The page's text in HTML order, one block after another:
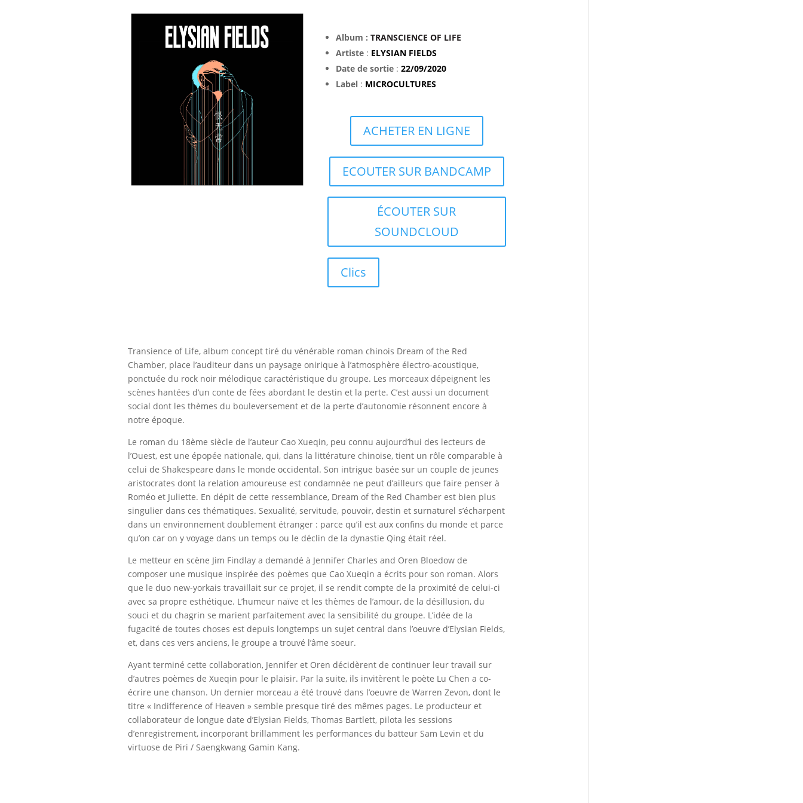
Album : TRANSCIENCE OF LIFE
Artiste: ELYSIAN FIELDS
Date de sortie: 22/09/2020
Label: MICROCULTURES
ACHETER EN LIGNE
ECOUTER SUR BANDCAMP
ÉCOUTER SUR
SOUNDCLOUD
Clics
Transience of Life, album concept tiré du vénérable roman chinois Dream of the Red
Chamber, place l’auditeur dans un paysage onirique à l’atmosphère électro-acoustique,
ponctuée du rock noir mélodique caractéristique du groupe. Les morceaux dépeignent les
scènes hantées d’un conte de fées abordant le destin et la perte. C’est aussi un document
social dont les thèmes du bouleversement et de la perte d’autonomie résonnent encore à
notre époque.
Le roman du 18ème siècle de l’auteur Cao Xueqin, peu connu aujourd’hui des lecteurs de
l’Ouest, est une épopée nationale, qui, dans la littérature chinoise, tient un rôle comparable à
celui de Shakespeare dans le monde occidental. Son intrigue basée sur un couple de jeunes
aristocrates dont la relation amoureuse est condamnée ne peut d’ailleurs que faire penser à
Roméo et Juliette. En dépit de cette ressemblance, Dream of the Red Chamber est bien plus
singulier dans ces thématiques. Sexualité, servitude, pouvoir, destin et surnaturel s’écharpent
dans un environnement doublement étranger : parce qu’il est aux confins du monde et parce
qu’on car on y voyage dans un temps ou le déclin de la dynastie Qing était réel.
Le metteur en scène Jim Findlay a demandé à Jennifer Charles and Oren Bloedow de
composer une musique inspirée des poèmes que Cao Xueqin a écrits pour son roman. Alors
que le duo new-yorkais travaillait sur ce projet, il se rendit compte de la proximité de celui-ci
avec sa propre esthétique. L’humeur naïve et les thèmes de l’amour, de la désillusion, du
souci et du chagrin se marient parfaitement avec la sensibilité du groupe. L’idée de la
fugacité de toutes choses est depuis longtemps un sujet central dans l’oeuvre d’Elysian Fields,
et, dans ces vers anciens, le groupe a trouvé l’âme soeur.
Ayant terminé cette collaboration, Jennifer et Oren décidèrent de continuer leur travail sur
d’autres poèmes de Xueqin pour le plaisir. Par la suite, ils invitèrent le poète Lu Chen a co-
écrire une chanson. Un dernier morceau a été trouvé dans l’oeuvre de Warren Zevon, dont le
titre « Indifference of Heaven » semble presque tiré des mêmes pages. Le producteur et
collaborateur de longue date d’Elysian Fields, Thomas Bartlett, pilota les sessions
d’enregistrement, incorporant brillamment les performances du batteur Sam Levin et du
virtuose de Piri / Saengkwang Gamin Kang.